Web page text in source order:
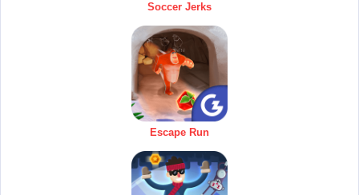
Soccer Jerks
Escape Run